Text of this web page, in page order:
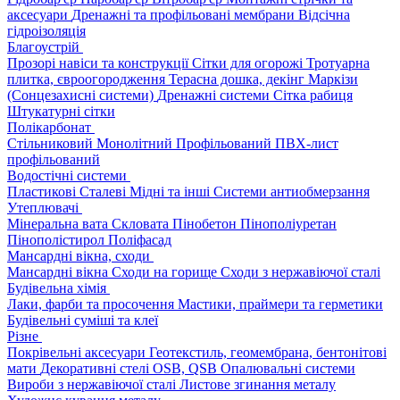
аксесуари Дренажні та профільовані мембрани Відсічна
гідроізоляція
Благоустрій
Прозорі навіси та конструкціїСітки для огорожі Тротуарна
плитка, євроогородження Терасна дошка, декінг Маркізи
(Сонцезахисні системи) Дренажні системи Сітка рабиця
Штукатурні сітки
Полікарбонат
Стільниковий Монолітний Профільований ПВХ-лист
профільований
Водостічні системи
Пластикові Сталеві Мідні та інші Системи антиобмерзання
Утеплювачі
Мінеральна вата Скловата Пінобетон Пінополіуретан
Пінополістирол Поліфасад
Мансардні вікна, сходи
Мансардні вікна Сходи на горище Сходи з нержавіючої сталі
Будівельна хімія
Лаки, фарби та просочення Мастики, праймери та герметики
Будівельні суміші та клеї
Різне
Покрівельні аксесуари Геотекстиль, геомембрана, бентонітові
мати Декоративні стелі OSB, QSB Опалювальні системи
Вироби з нержавіючої сталі Листове згинання металу